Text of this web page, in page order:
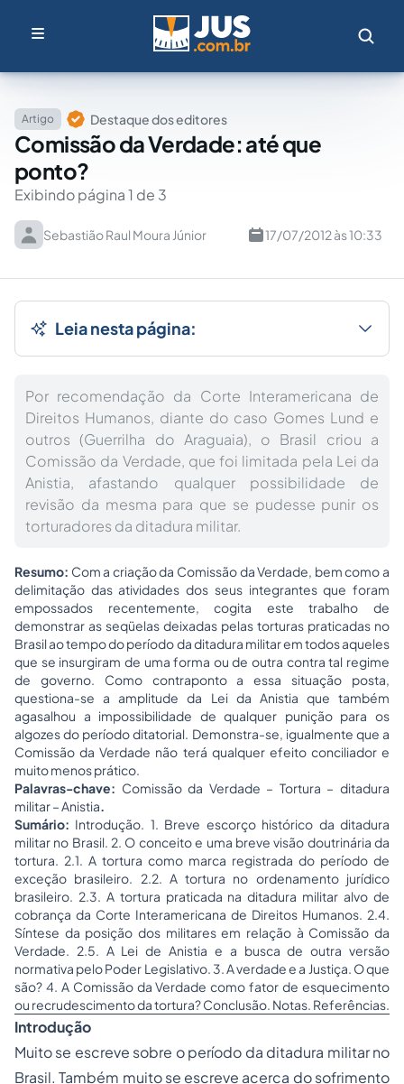
Artigo Destaque dos editores
Comissão da Verdade: até que
ponto?
Exibindo página 1 de 3
Sebastião Raul Moura Júnior 17/07/2012 às 10:33
Leia nesta página:
Por recomendação da Corte Interamericana de
Direitos Humanos, diante do caso Gomes Lund e
outros (Guerrilha do Araguaia), o Brasil criou a
Comissão da Verdade, que foi limitada pela Lei da
Anistia, afastando qualquer possibilidade de
revisão da mesma para que se pudesse punir os
torturadores da ditadura militar.
Resumo: Com a criação da Comissão da Verdade, bem como a
delimitação das atividades dos seus integrantes que foram
empossados recentemente, cogita este trabalho de
demonstrar as seqüelas deixadas pelas torturas praticadas no
Brasil ao tempo do período da ditadura militar em todos aqueles
que se insurgiram de uma forma ou de outra contra tal regime
de governo. Como contraponto a essa situação posta,
questiona-se a amplitude da Lei da Anistia que também
agasalhou a impossibilidade de qualquer punição para os
algozes do período ditatorial. Demonstra-se, igualmente que a
Comissão da Verdade não terá qualquer efeito conciliador e
muito menos prático.
Palavras-chave: Comissão da Verdade – Tortura – ditadura
militar – Anistia.
Sumário: Introdução. 1. Breve escorço histórico da ditadura
militar no Brasil. 2. O conceito e uma breve visão doutrinária da
tortura. 2.1. A tortura como marca registrada do período de
exceção brasileiro. 2.2. A tortura no ordenamento jurídico
brasileiro. 2.3. A tortura praticada na ditadura militar alvo de
cobrança da Corte Interamericana de Direitos Humanos. 2.4.
Síntese da posição dos militares em relação à Comissão da
Verdade. 2.5. A Lei de Anistia e a busca de outra versão
normativa pelo Poder Legislativo. 3. A verdade e a Justiça. O que
são? 4. A Comissão da Verdade como fator de esquecimento
ou recrudescimento da tortura? Conclusão. Notas. Referências.
Introdução
Muito se escreve sobre o período da ditadura militar no
Brasil. Também muito se escreve acerca do sofrimento